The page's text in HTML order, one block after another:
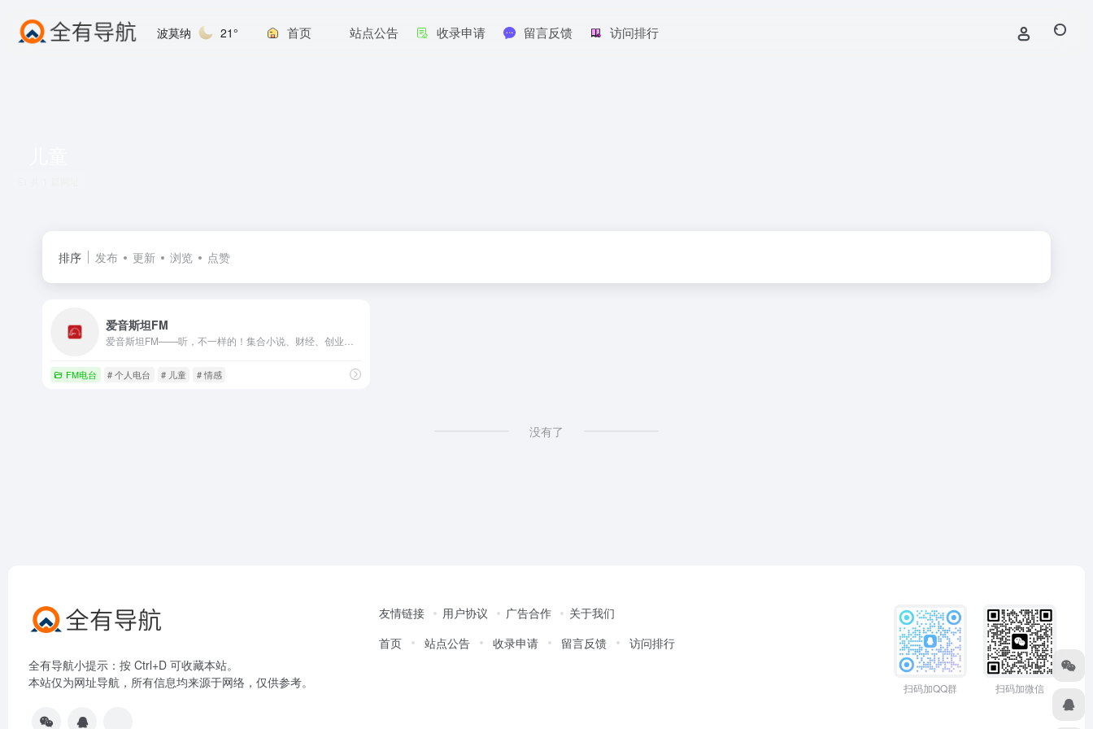
波莫纳 21° 首页 站点公告 收录申请 留言反馈 访问排行
排序 发布 更新 浏览 点赞
爱音斯坦FM
FM电台 # 个人电台 # 儿童 # 情感
没有了
全有导航小提示：按 Ctrl+D 可收藏本站。
本站仅为网址导航，所有信息均来源于网络，仅供参考。
友情链接 用户协议 广告合作
关于我们
首页
站点公告 收录申请 留言反馈 访问排行
扫码加QQ群 扫码加微信